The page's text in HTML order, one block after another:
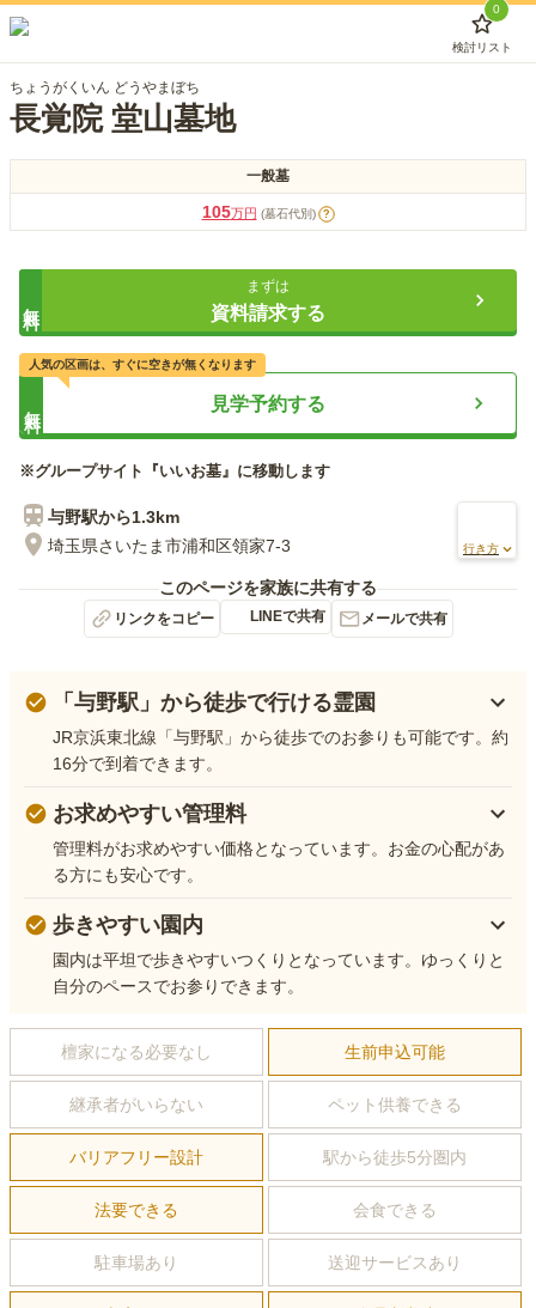
0
検討リスト
ちょうがくいん どうやまぼち
長覚院 堂山墓地
一般墓
105万円 (墓石代別) ?
まずは
資料請求する
見学予約する
人気の区画は、すぐに空きが無くなります
※グループサイト『いいお墓』に移動します
与野駅から1.3km
埼玉県さいたま市浦和区領家7-3
行き方
このページを家族に共有する
リンクをコピー LINEで共有 メールで共有
「与野駅」から徒歩で行ける霊園
JR京浜東北線「与野駅」から徒歩でのお参りも可能です。約
16分で到着できます。
お求めやすい管理料
管理料がお求めやすい価格となっています。お金の心配があ
る方にも安心です。
歩きやすい園内
園内は平坦で歩きやすいつくりとなっています。ゆっくりと
自分のペースでお参りできます。
檀家になる必要なし 生前申込可能
継承者がいらない ペット供養できる
バリアフリー設計 駅から徒歩5分圏内
法要できる 会食できる
駐車場あり 送迎サービスあり